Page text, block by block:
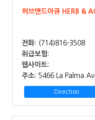
허브앤드아큐 HERB &
전화: (714)816-3508
취급보험:
웹사이트:
주소: 5466 La Palma
Direction